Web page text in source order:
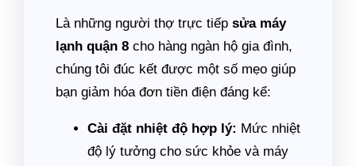
Là những người thợ trực tiếp sửa máy
lạnh quận 8 cho hàng ngàn hộ gia đình,
chúng tôi đúc kết được một số mẹo giúp
bạn giảm hóa đơn tiền điện đáng kể:
Cài đặt nhiệt độ hợp lý: Mức nhiệt
độ lý tưởng cho sức khỏe và máy